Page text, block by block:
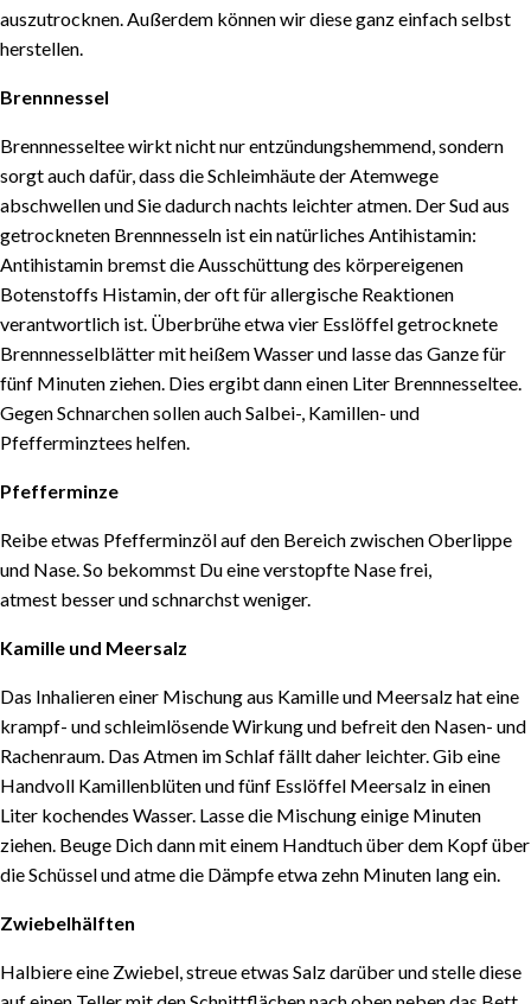
auszutrocknen. Außerdem können wir diese ganz einfach selbst
herstellen.
Brennnessel
Brennnesseltee wirkt nicht nur entzündungshemmend, sondern
sorgt auch dafür, dass die Schleimhäute der Atemwege
abschwellen und Sie dadurch nachts leichter atmen. Der Sud aus
getrockneten Brennnesseln ist ein natürliches Antihistamin:
Antihistamin bremst die Ausschüttung des körpereigenen
Botenstoffs Histamin, der oft für allergische Reaktionen
verantwortlich ist. Überbrühe etwa vier Esslöffel getrocknete
Brennnesselblätter mit heißem Wasser und lasse das Ganze für
fünf Minuten ziehen. Dies ergibt dann einen Liter Brennnesseltee.
Gegen Schnarchen sollen auch Salbei-, Kamillen- und
Pfefferminztees helfen.
Pfefferminze
Reibe etwas Pfefferminzöl auf den Bereich zwischen Oberlippe
und Nase. So bekommst Du eine verstopfte Nase frei,
atmest besser und schnarchst weniger.
Kamille und Meersalz
Das Inhalieren einer Mischung aus Kamille und Meersalz hat eine
krampf- und schleimlösende Wirkung und befreit den Nasen- und
Rachenraum. Das Atmen im Schlaf fällt daher leichter. Gib eine
Handvoll Kamillenblüten und fünf Esslöffel Meersalz in einen
Liter kochendes Wasser. Lasse die Mischung einige Minuten
ziehen. Beuge Dich dann mit einem Handtuch über dem Kopf über
die Schüssel und atme die Dämpfe etwa zehn Minuten lang ein.
Zwiebelhälften
Halbiere eine Zwiebel, streue etwas Salz darüber und stelle diese
INHALTSVERZEICHNIS